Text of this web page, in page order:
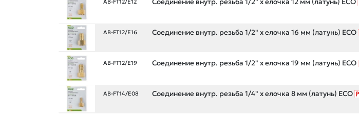
AB-FT12/E16 Соединение внутр. резьба 1/2" х елочка 16 мм (латунь) ECO
AB-FT12/E19 Соединение внутр. резьба 1/2" х елочка 19 мм (латунь) ECO
AB-FT14/E08 Соединение внутр. резьба 1/4" х елочка 8 мм (латунь) ECO